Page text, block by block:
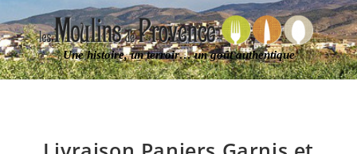
Une histoire, un terroir… un goût authentique